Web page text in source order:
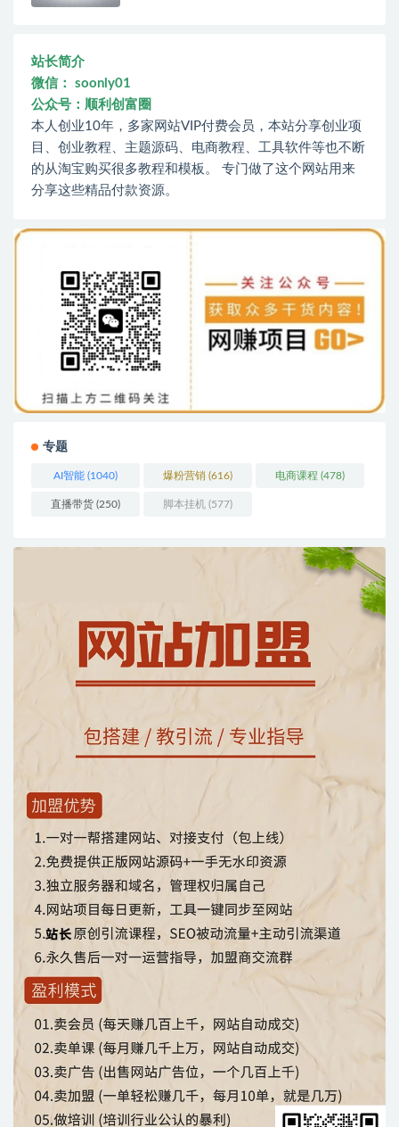
站长简介
微信： soonly01
公众号：顺利创富圈
本人创业10年，多家网站VIP付费会员，本站分享创业项
目、创业教程、主题源码、电商教程、工具软件等也不断
的从淘宝购买很多教程和模板。 专门做了这个网站用来
分享这些精品付款资源。
专题
AI智能 (1040) 爆粉营销 (616) 电商课程 (478)
直播带货 (250) 脚本挂机 (577)